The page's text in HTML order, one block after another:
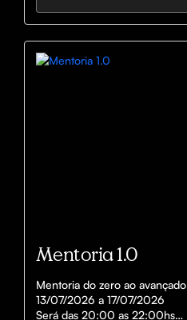
Mentoria 1.0
Mentoria do zero ao avançado
13/07/2026 a 17/07/2026
Será das 20:00 as 22:00hs